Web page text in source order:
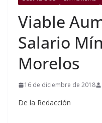
Viable
Salario
Morelos
16 de diciembre de 2018
De la Redacción